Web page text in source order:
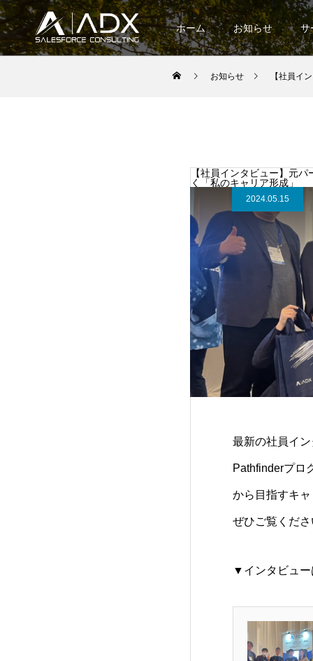
ホーム お知らせ サ
お知らせ 【社員イン
【社員インタビュー】元
く「私のキャリア形成」
2024.05.15
最新の社員イ
Pathfinderプロ
から目指すキ
ぜひご覧くだ
▼インタビュー